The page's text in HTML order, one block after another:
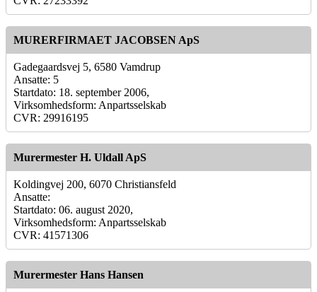
MURERFIRMAET JACOBSEN ApS
Gadegaardsvej 5, 6580 Vamdrup
Ansatte: 5
Startdato: 18. september 2006,
Virksomhedsform: Anpartsselskab
CVR: 29916195
Murermester H. Uldall ApS
Koldingvej 200, 6070 Christiansfeld
Ansatte:
Startdato: 06. august 2020,
Virksomhedsform: Anpartsselskab
CVR: 41571306
Murermester Hans Hansen